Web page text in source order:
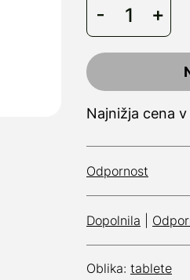
Najnižja cena
Odpornost
Dopolnila
Oblika: tablete